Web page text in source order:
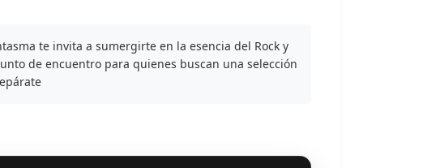
te invita a sumergirte en la esencia del Rock y
de encuentro para quienes buscan una selección